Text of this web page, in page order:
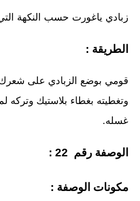
زبادي ياغورت حسب النكهة
الطريقة :
قومي بوضع الزبادي على
وتغطيته بغطاء بلاستيك وتركه
غسله.
الوصفة رقم 22 :
مكونات الوصفة :